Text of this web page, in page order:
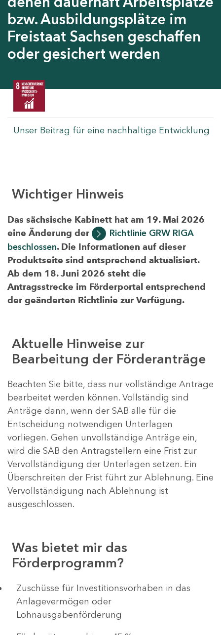
bzw. Ausbildungsplätze im
Freistaat Sachsen geschaffen
oder gesichert werden
Unser Beitrag für eine nachhaltige Entwicklung
Wichtiger Hinweis
Das sächsische Kabinett hat am 19. Mai 2026
eine Änderung der
Richtlinie GRW RIGA
beschlossen. Die Informationen auf dieser
Produktseite sind entsprechend aktualisiert.
Ab dem 18. Juni 2026 steht die
Antragsstrecke im Förderportal entsprechend
der geänderten Richtlinie zur Verfügung.
Aktuelle Hinweise zur
Bearbeitung der Förderanträge
Beachten Sie bitte, dass nur vollständige Anträge
bearbeitet werden können. Vollständig sind
Anträge dann, wenn der SAB alle für die
Entscheidung notwendigen Unterlagen
vorliegen. Gehen unvollständige Anträge ein,
wird die SAB den Antragstellern eine Frist zur
Vervollständigung der Unterlagen setzen. Ein
Überschreiten der Frist führt zur Ablehnung. Eine
Vervollständigung nach Ablehnung ist
ausgeschlossen.
Was bietet mir das
Förderprogramm?
​​​​​​Zuschüsse für Investitionsvorhaben in das
Anlagevermögen oder
Lohnausgabenförderung